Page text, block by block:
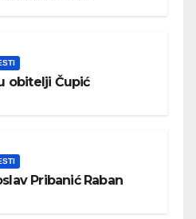
obitelji Čupić
Pribanić Raban